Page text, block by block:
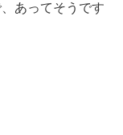
あってそうです